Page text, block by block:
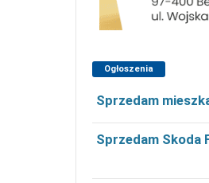
Ogłoszenia
Sprzedam
Sprzedam Skoda